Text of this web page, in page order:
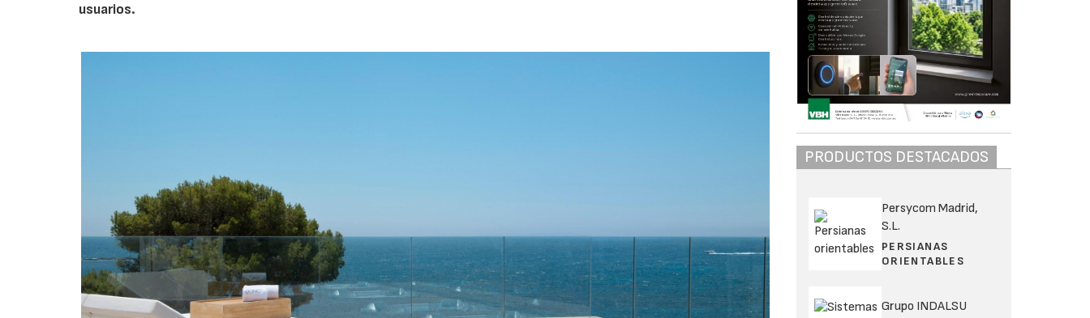
usuarios.
PRODUCTOS DESTACADOS
Persycom Madrid,
S.L.
PERSIANAS
ORIENTABLES
Grupo INDALSU